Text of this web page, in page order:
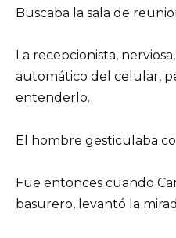
Buscaba la sala de
La recepcionista,
automático del celular,
entenderlo.
El hombre gesticulaba
Fue entonces cuando
basurero, levantó la